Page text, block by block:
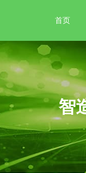
首页
智